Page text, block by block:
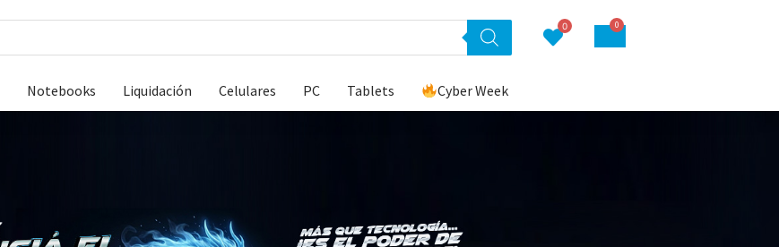
0 0
Notebooks Liquidación Celulares PC Tablets Cyber Week